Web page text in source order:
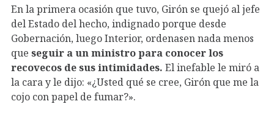
En la primera ocasión que tuvo, Girón se quejó al jefe
del Estado del hecho, indignado porque desde
Gobernación, luego Interior, ordenasen nada menos
que seguir a un ministro para conocer los
recovecos de sus intimidades. El inefable le miró a
la cara y le dijo: «¿Usted qué se cree, Girón que me la
cojo con papel de fumar?».